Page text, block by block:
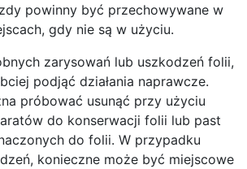
powinny być przechowywane w
gdy nie są w użyciu.
zarysowań lub uszkodzeń folii,
podjąć działania naprawcze.
próbować usunąć przy użyciu
do konserwacji folii lub past
do folii. W przypadku
konieczne może być miejscowe